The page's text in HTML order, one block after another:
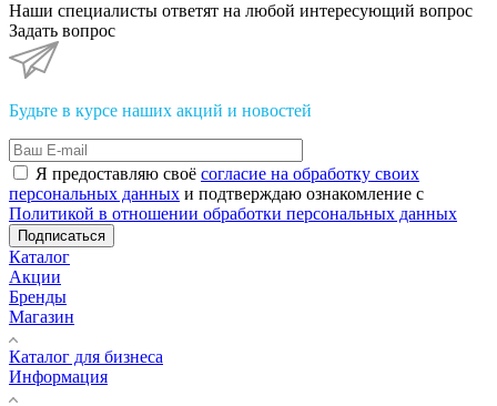
Наши специалисты ответят на любой интересующий вопрос
Задать вопрос
Будьте в курсе наших акций и новостей
Я предоставляю своё согласие на обработку своих
персональных данных и подтверждаю ознакомление с
Политикой в отношении обработки персональных данных
Подписаться
Каталог
Акции
Бренды
Магазин
Каталог для бизнеса
Информация